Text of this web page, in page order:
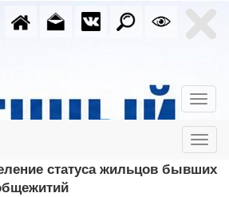
статуса жильцов бывших